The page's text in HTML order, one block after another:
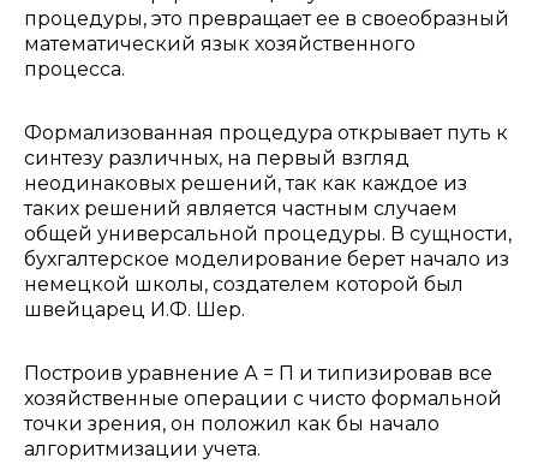
процедуры, это превращает ее в своеобразный
математический язык хозяйственного
процесса.
Формализованная процедура открывает путь к
синтезу различных, на первый взгляд
неодинаковых решений, так как каждое из
таких решений является частным случаем
общей универсальной процедуры. В сущности,
бухгалтерское моделирование берет начало из
немецкой школы, создателем которой был
швейцарец И.Ф. Шер.
Построив уравнение А = П и типизировав все
хозяйственные операции с чисто формальной
точки зрения, он положил как бы начало
алгоритмизации учета.